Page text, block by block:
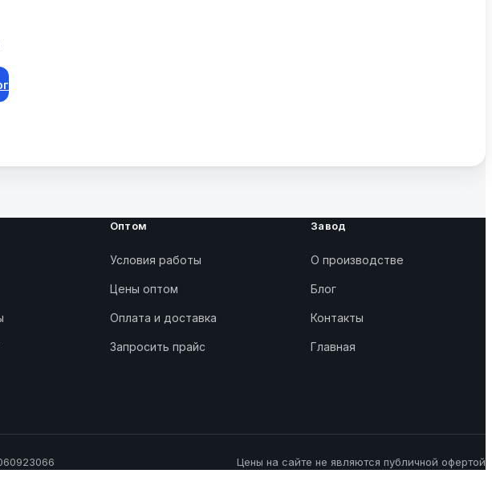
Оптом
Условия работы
Цены оптом
Оплата и доставка
Запросить прайс
Завод
О производстве
Блог
Контакты
Главная
Цены на сайте не являются публичной офертой